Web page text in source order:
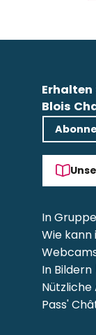
Blois
In
Wie
In Bildern
Pass'